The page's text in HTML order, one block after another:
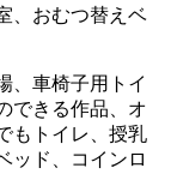
、 おむつ替えベ
、 車椅子用トイ
できる作品、 オ
もトイレ、 授乳
ッド、
コインロ